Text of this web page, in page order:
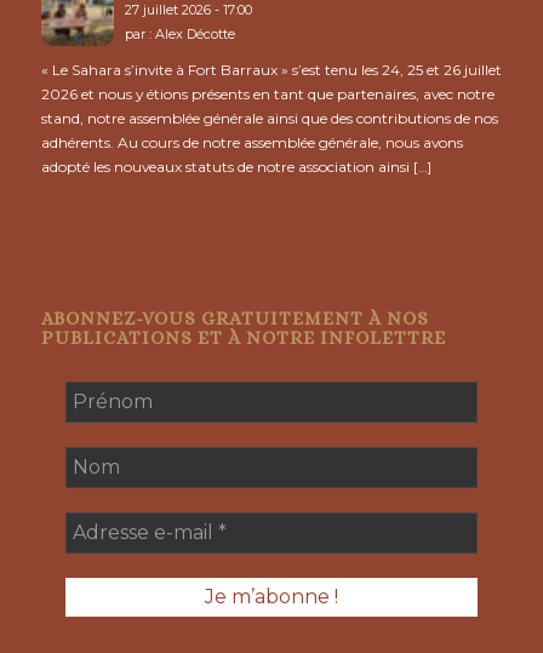
27 juillet 2026 - 17:00
par : Alex Décotte
« Le Sahara s’invite à Fort Barraux » s’est tenu les 24, 25 et 26 juillet
2026 et nous y étions présents en tant que partenaires, avec notre
stand, notre assemblée générale ainsi que des contributions de nos
adhérents. Au cours de notre assemblée générale, nous avons
adopté les nouveaux statuts de notre association ainsi […]
ABONNEZ-VOUS GRATUITEMENT À NOS
PUBLICATIONS ET À NOTRE INFOLETTRE